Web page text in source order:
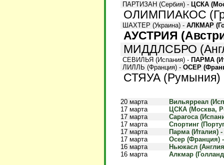
ПАРТИЗАН (Сербия) - ЦСКА
ОЛИМПИАКОС
ШАХТЕР (Украина) - АЛКМАР
АУСТРИЯ
МИДДЛСБРО
СЕВИЛЬЯ (Испания) - ПАРМА
ЛИЛЛЬ (Франция) - ОСЕР
СТЯУА
20 марта
Вильярреал
17 марта
ЦСКА (Москва,
17 марта
Сарагоса
17 марта
Спортинг
17 марта
Парма (Италия)
17 марта
Осер (Франция)
16 марта
Ньюкасл
16 марта
Алкмар